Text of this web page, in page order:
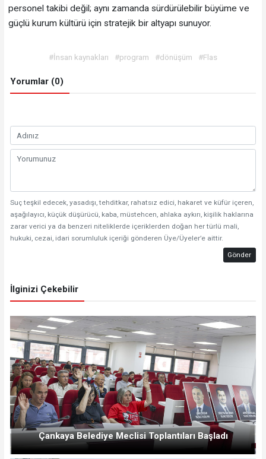
personel takibi değil; aynı zamanda sürdürülebilir büyüme ve
güçlü kurum kültürü için stratejik bir altyapı sunuyor.
#İnsan kaynakları #program #dönüşüm #Flas
Yorumlar (0)
Suç teşkil edecek, yasadışı, tehditkar, rahatsız edici, hakaret ve küfür içeren,
aşağılayıcı, küçük düşürücü, kaba, müstehcen, ahlaka aykırı, kişilik haklarına
zarar verici ya da benzeri niteliklerde içeriklerden doğan her türlü mali,
hukuki, cezai, idari sorumluluk içeriği gönderen Üye/Üyeler’e aittir.
Gönder
İlginizi Çekebilir
Çankaya Belediye Meclisi Toplantıları Başladı